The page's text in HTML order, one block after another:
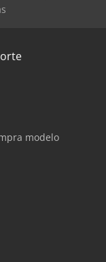
modelo